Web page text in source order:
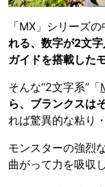
「MX」シリーズの
れる、数字が2文
ガイドを搭載したモ
そんな“2文字系”「
ら、ブランクスは
れば驚異的な粘り
モンスターの強烈
曲がって力を吸収